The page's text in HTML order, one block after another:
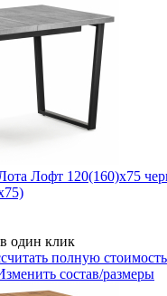
Лофт 120(160)х75
один клик
полную
состав/размеры